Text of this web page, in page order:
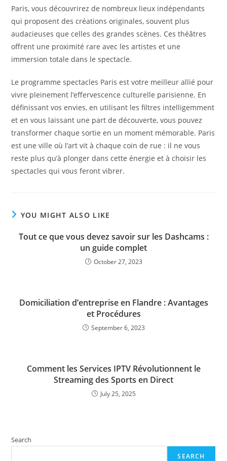
Paris, vous découvrirez de nombreux lieux indépendants
qui proposent des créations originales, souvent plus
audacieuses que celles des grandes scènes. Ces théâtres
offrent une proximité rare avec les artistes et une
immersion totale dans le spectacle.
Le programme spectacles Paris est votre meilleur allié pour
vivre pleinement l’effervescence culturelle parisienne. En
définissant vos envies, en utilisant les filtres intelligemment
et en vous laissant une part de découverte, vous pouvez
transformer chaque sortie en un moment mémorable. Paris
est une ville où l’art vit à chaque coin de rue : il ne vous
reste plus qu’à plonger dans cette énergie et à choisir les
spectacles qui vous feront vibrer.
YOU MIGHT ALSO LIKE
Tout ce que vous devez savoir sur les Dashcams :
un guide complet
October 27, 2023
Domiciliation d’entreprise en Flandre : Avantages
et Procédures
September 6, 2023
Comment les Services IPTV Révolutionnent le
Streaming des Sports en Direct
July 25, 2025
Search
SEARCH